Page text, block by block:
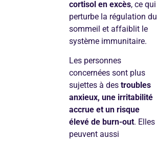
cortisol en excès, ce qui
perturbe la régulation du
sommeil et affaiblit le
système immunitaire.
Les personnes
concernées sont plus
sujettes à des troubles
anxieux, une irritabilité
accrue et un risque
élevé de burn-out. Elles
peuvent aussi